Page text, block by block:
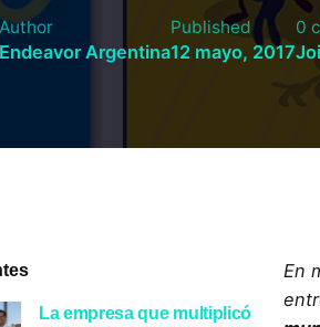
Author
Endeavor Argentina
Published
12 mayo, 2017
0
La empresa que multiplicó
En